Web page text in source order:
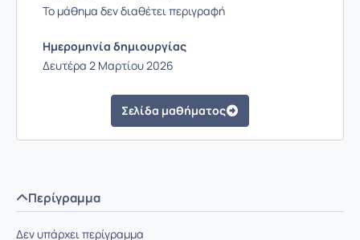
Το μάθημα δεν διαθέτει περιγραφή
Ημερομηνία δημιουργίας
Δευτέρα 2 Μαρτίου 2026
Σελίδα μαθήματος
Περίγραμμα
Δεν υπάρχει περίγραμμα